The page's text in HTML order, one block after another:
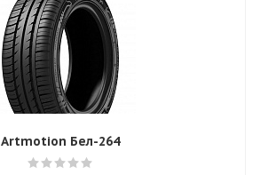
Artmotion Бел-264